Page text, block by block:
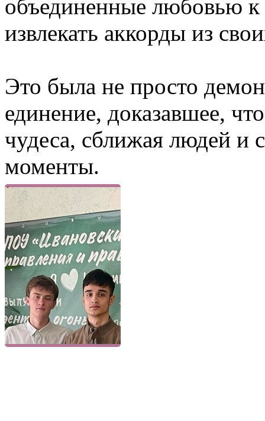
объединенные любовью
извлекать аккорды из
Это была не просто
единение, доказавшее,
чудеса, сближая людей и
моменты.